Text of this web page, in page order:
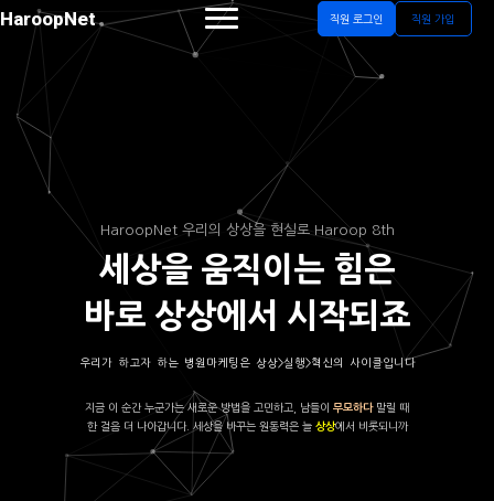
HaroopNet 직원 로그인 직원 가입
HaroopNet 우리의 상상을 현실로 Haroop 8th
세상을 움직이는 힘은
바로 상상에서 시작되죠
우리가 하고자 하는 병원마케팅은 상상>실행>혁신의 사이클입니다
지금 이 순간 누군가는 새로운 방법을 고민하고, 남들이 무모하다말릴 때
한 걸음 더 나아갑니다. 세상을 바꾸는 원동력은 늘 상상에서 비롯되니까